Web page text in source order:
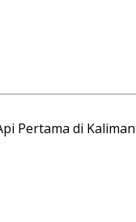
Pertama di